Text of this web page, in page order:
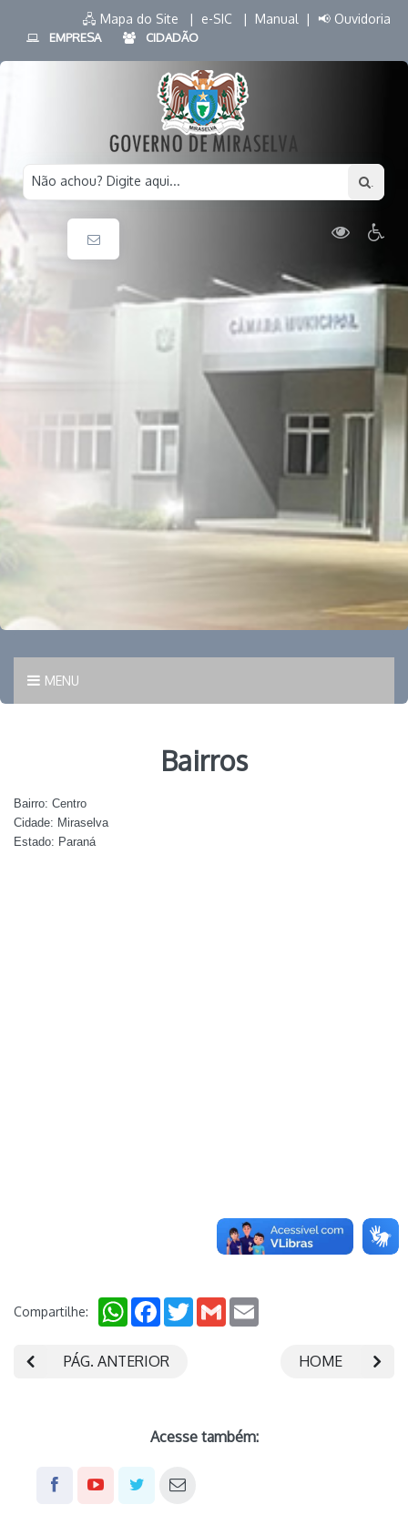
🖧 Mapa do Site | e-SIC | Manual | 📢 Ouvidoria
EMPRESA CIDADÃO
Não achou? Digite aqui...
MENU
Bairros
Bairro: Centro
Cidade: Miraselva
Estado: Paraná
Compartilhe: WhatsAppFacebookTwitterGmail
PÁG. ANTERIOR HOME
Acesse também: